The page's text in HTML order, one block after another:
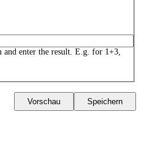
and enter the result. E.g. for 1+3,